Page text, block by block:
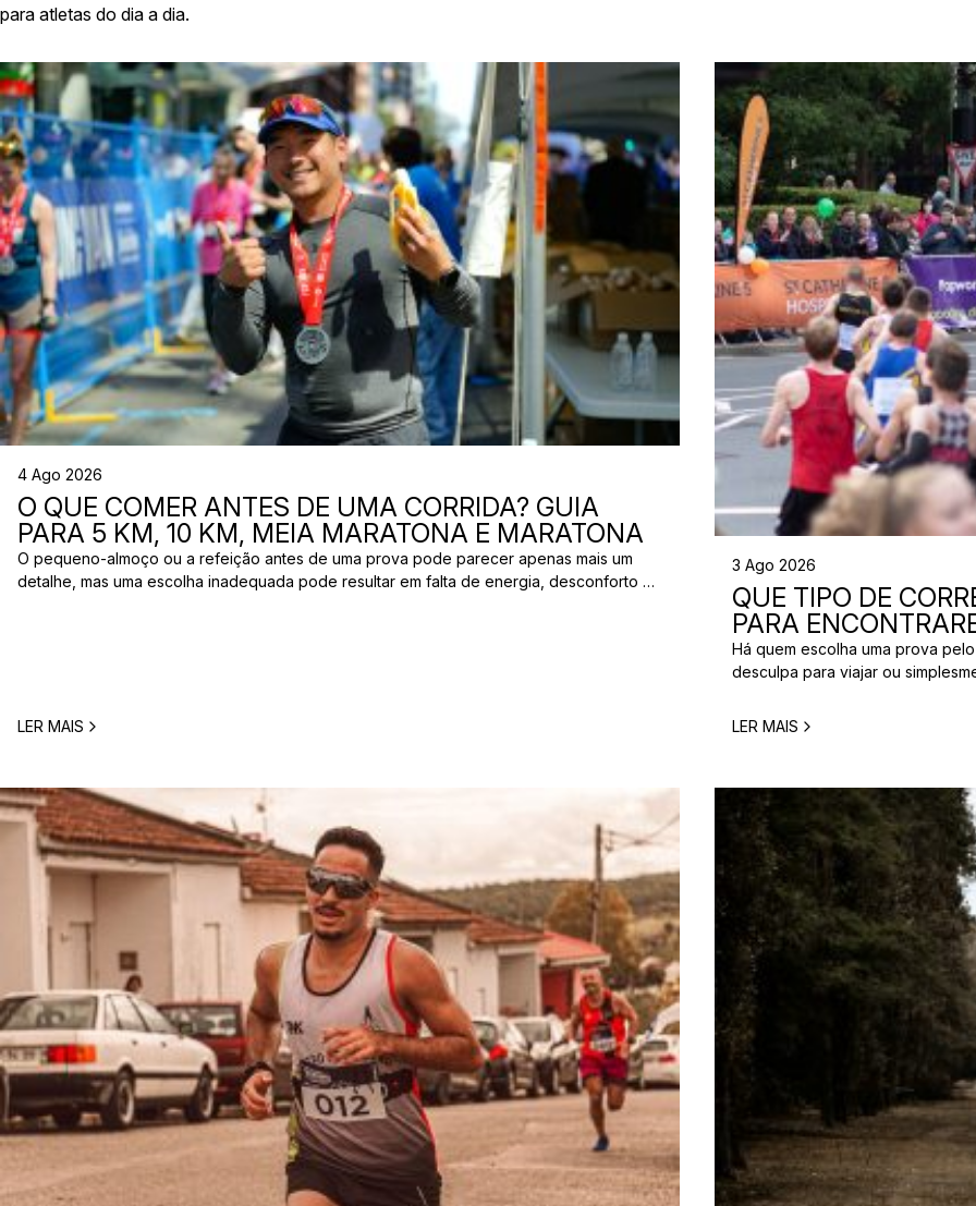
para atletas do dia a dia.
4 Ago 2026
O QUE COMER ANTES DE UMA CORRIDA? GUIA
PARA 5 KM, 10 KM, MEIA MARATONA E MARATONA
O pequeno-almoço ou a refeição antes de uma prova pode parecer apenas mais um
detalhe, mas uma escolha inadequada pode resultar em falta de energia, desconforto no
LER MAIS
3 Ago 2026
QUE TIPO DE
PARA
Há quem escolha uma prova
desculpa para viajar ou
perfeita para um corredor pode
LER MAIS